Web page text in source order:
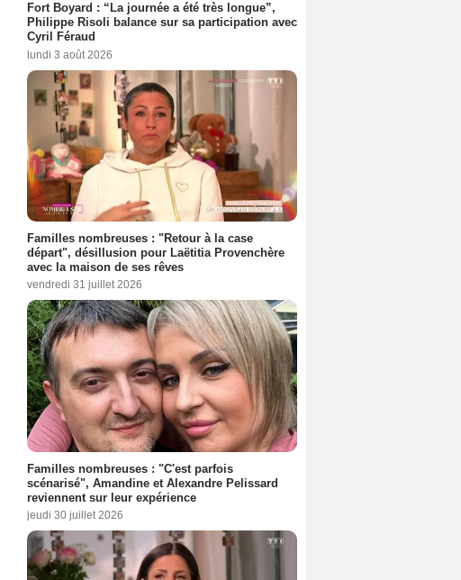
Fort Boyard : “La journée a été très longue”,
Philippe Risoli balance sur sa participation avec
Cyril Féraud
lundi 3 août 2026
Familles nombreuses : "Retour à la case
départ", désillusion pour Laëtitia Provenchère
avec la maison de ses rêves
vendredi 31 juillet 2026
Familles nombreuses : "C'est parfois
scénarisé", Amandine et Alexandre Pelissard
reviennent sur leur expérience
jeudi 30 juillet 2026